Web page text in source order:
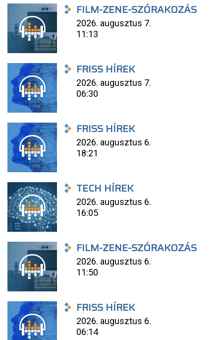
FILM-ZENE-SZÓRAKOZÁS
2026. augusztus 7.
11:13
FRISS HÍREK
2026. augusztus 7.
06:30
FRISS HÍREK
2026. augusztus 6.
18:21
TECH HÍREK
2026. augusztus 6.
16:05
FILM-ZENE-SZÓRAKOZÁS
2026. augusztus 6.
11:50
FRISS HÍREK
2026. augusztus 6.
06:14